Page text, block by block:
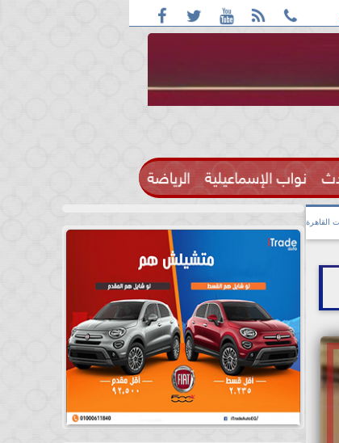
    
ورطوبة والمحسوسة بالقاهرة 38 درجة
نواب الإسماعيلية الرياضة
القاهرة